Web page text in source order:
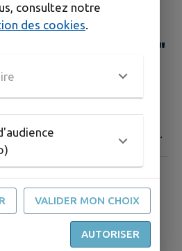
nos sports"
2026
d’une journée sportive
moteurs réalisés en
- Gratuit De 9h30 à 16h30
ou non de handicap
défis de coordination, de
démarche accessible à tous :
consultez notre
des cookies.
VALIDER MON CHOIX
AUTORISER